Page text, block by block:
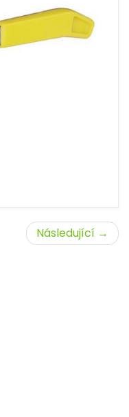
Následující →